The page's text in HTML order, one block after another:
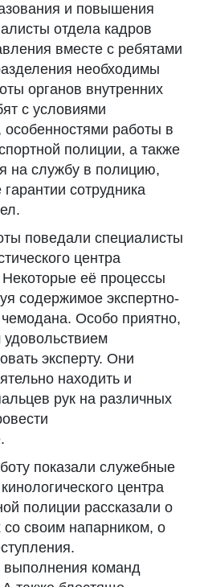
и повышения
отдела кадров
вместе с ребятами
необходимы
органов внутренних
с условиями
работы в
полиции, а также
на службу в полицию,
сотрудника
поведали специалисты
центра
её процессы
содержимое экспертно-
чемодана. Особо приятно,
эксперту. Они
находить и
рук на различных
показали служебные
центра
полиции рассказали о
своим напарником, о
команд